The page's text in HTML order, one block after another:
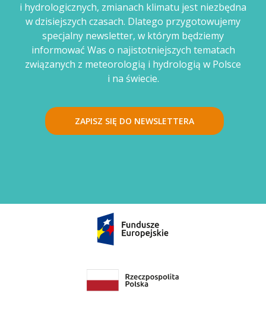
i hydrologicznych, zmianach klimatu jest niezbędna
w dzisiejszych czasach. Dlatego przygotowujemy
specjalny newsletter, w którym będziemy
informować Was o najistotniejszych tematach
związanych z meteorologią i hydrologią w Polsce
i na świecie.
ZAPISZ SIĘ DO NEWSLETTERA